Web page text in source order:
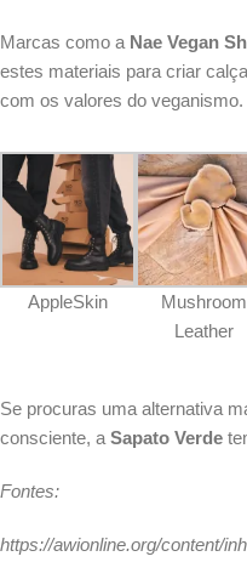
Marcas como a Nae Vegan
estes materiais para criar
com os valores do veganismo.
AppleSkin
Mushroom
Leather
Se procuras uma alternativa
consciente, a Sapato Verde
Fontes:
https://awionline.org/content/